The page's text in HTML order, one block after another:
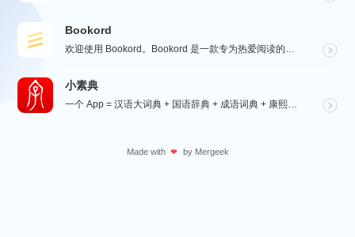
Bookord
欢迎使用 Bookord。Bookord 是一款专为热爱阅读的人士设计的应用程序，旨在帮助用户记录每...
小素典
一个 App = 汉语大词典 + 国语辞典 + 成语词典 + 康熙字典 + 说文解字 + 六书通 +...
Made with ❤ by Mergeek